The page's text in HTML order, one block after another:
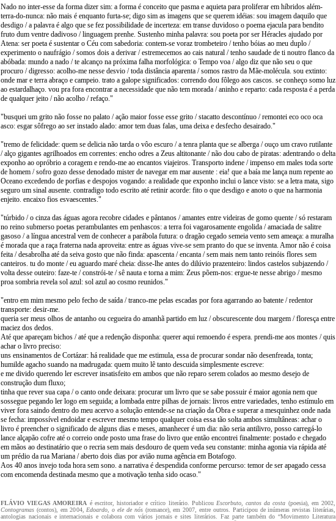
Nado no inter-esse da forma dizer sim: a forma é conceito que pasma e aquieta para proliferar em híbridos além-
terra-do-nunca: não mais é enquanto furta-se; digo sim as imagens que se querem idéias: sou imagem daquilo que
desdigo / a palavra é algo que se fez possibilidade de incerteza: em transe duvidoso o poema ejacula para bendito
fruto dum ventre dadivoso / linguagem prenhe. Sustenho minha palavra: sou poeta por ser Héracles ajudado por
Atena: ser poeta é sustentar o Céu com sabedoria: contem-se voraz trombeteiro / tenho bóias ao meu duplo /
experimento o naufrágio / somos dois a derivar / estremecemos ao cais natural / tenho saudade de ti noutro flanco da
abóbada: mundo a nado / te alcanço na próxima falha morfológica: o Tempo voa / algo diz que não seu o que
procuro / digresso: acolho-me nesse desvio / toda distância aparenta / somos rastro da Mãe-molécula. sou extinto:
onde mar e terra abraço e campeio. trato a galope significados: correndo dou fôlego aos cascos. se conheço somo luz
ao estardalhaço. vou pra fora encontrar a necessidade que não tem morada / aninho e reparto: cada resposta é a perda
de qualquer jeito / não acolho / refaço."
"busquei um grito não fosse no palato / ação maior fosse esse grito / stacatto descontínuo / remontei eco oco oca
asco: esgar sôfrego ao ser instado alado: amor tem duas falas, uma deixa e desfecho desairado."
"tremo de felicidade: quem se delicia não tarda o vôo escuro / a tenra planta que se alberga / ouço um cravo rutilante
/ alço gigantes agrilhoados em correntes: encho odres a Zeus altitonante / não dou cabo de piratas: adentrando o delta
exponho ao opróbrio a coragem e rendo-me ao encantos viajeiros. Transporto indene / impenso em males toda sorte
de homem / sofro gozo desse denodado mister de navegar em mar ausente : eia! que a baía me lança num repente ao
Oceano excedendo de porfias e despojos vogando: a realidade que exponho inclui o lance visto: se a letra mata, sigo
seguro um sinal ausente. contradigo todo escrito até retinir acorde: fito o que desdigo e anoto o que na harmonia
enjeito. encaixo fios esvaescentes."
"túrbido / o cinza das águas agora recobre cidades e pântanos / amantes entre videiras de gomo quente / só restaram
no reino submerso poetas perambulantes em penhascos: a terra foi vagarosamente engolida / amaciada de salitre
gasoso / a língua ancestral vem de conhecer a parábola futura: o dragão cegado semeia vento sem ameaça: a muralha
é morada que a raça fraterna nada aproveita: entre as águas vive-se sem pranto do que se inventa. Amor não é coisa
feita / desabrolha até da seiva gosto que não finda: apascenta / encanta / sem mais nem tanto reinóis flores sem
canteiros. tu do monte / eu aguardo maré cheia: disse-lhe antes do dilúvio prazenteiro: lindos castelos subjazendo /
volta desse outeiro: faze-te / constrói-te / sê nauta e torna a mim: Zeus põem-nos: ergue-te nesse abrigo / mesmo
proa sombria revela sol azul: sol azul ao cosmo reunidos."
"entro em mim mesmo pelo fecho de saída / tranco-me pelas escadas por fora agarrando ao batente / redentor
transporte: desir-me.
queria ser meus olhos de antanho ou cegueira do amanhã partido em luz / obscurescente dou margem / floresça entre
maciez dos dedos.
Até que apareçam bichos / até que a redenção disponha: querer aqui remoendo é espera. prendi-me aos montes / quis
achar o livro preciso:
uns ensinamentos de Cortázar: há realidade que me estimula, essa de procurar sondar não desenfreada, tonta;
humilde agacho suando na madrugada: quem muito lê tanto descuida simplesmente escreve:
e me divido querendo ler escrever insatisfeito em ambos que não reparo serem colados ao mesmo desejo de
construção dum fluxo;
tinha que rever sua capa / o canto onde deixara: procurar um livro que se sabe possuir é maior agonia nem que
sossegue pegando ler logo em seguida; a lombada entre pilhas de jornais: livros entre variedades, tenho estímulo em
viver fora saindo dentro do meu acervo a solução entende-se na criação da Obra e superar a mesquinhez onde nada
se fecha: impossível endoidar e escrever mesmo tempo qualquer coisa essa tão solta ambos simultâneas: achar o
livro é preencher o significado de alguns dias e meses, amanhecer é um dia: não seria antilivro, posso carregá-lo
lance alçapão cofre até o correio onde posto uma frase do livro que então encontrei finalmente: postado e chegado
em mãos ao destinatário que o recria sem mais desdouro de quem veda seu constante: minha agonia via rápida até
um prédio da rua Mariana / aberto dois dias por avião numa agência em Botafogo.
Aos 40 anos invejo toda hora sem sono. a narrativa é despendida conforme percurso: temor de ser apagado cessa
com encomenda destinada mesmo que a motivação tenha sido ocaso."
FLÁVIO VIEGAS AMOREIRA é escritor, historiador e crítico literário. Publicou Escorbuto, cantos da costa (poesia), em 2002,
Contogramas (contos), em 2004, Edoardo, o ele de nós(romance), em 2007, entre outros. Participou de inúmeras revistas literárias,
antologias nacionais e internacionais e colabora com vários jornais e sites literários. Faz parte também do “Movimento Literatura